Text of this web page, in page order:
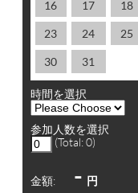
16 17 18
23 24 25
30 31
時間を選択
参加人数を選択
(Total:0)
金額: - 円